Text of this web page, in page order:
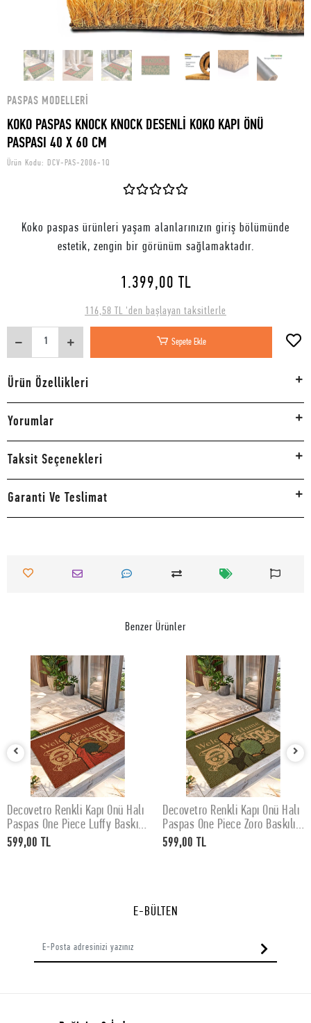
PASPAS MODELLERI
KOKO PASPAS KNOCK KNOCK DESENLİ KOKO KAPI ÖNÜ
PASPASI 40 X 60 CM
Ürün Kodu: DCV-PAS-2006-1Q
Koko paspas ürünleri yaşam alanlarınızın giriş bölümünde
estetik, zengin bir görünüm sağlamaktadır.
1.399,00 TL
116,58 TL 'den başlayan taksitlerle
Sepete Ekle
Ürün Özellikleri
Yorumlar
Taksit Seçenekleri
Garanti Ve Teslimat
Benzer Ürünler
SEPETE EKLE
Decovetro Renkli Kapı Önü Halı
Paspas One Piece Luffy Baskılı
40 x 60 Cm
599,00 TL
SEPETE EKLE
Decovetro Renkli Kapı Önü Halı
Paspas One Piece Zoro Baskılı
40 x 60 Cm
599,00 TL
E-BÜLTEN